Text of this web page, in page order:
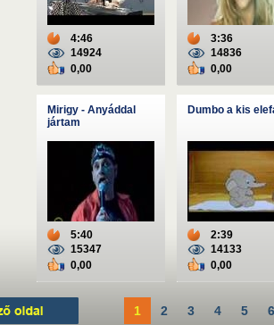
4:46
14924
0,00
3:36
14836
0,00
Mirigy - Anyáddal
jártam
5:40
15347
0,00
Dumbo a kis
2:39
14133
0,00
1 2 3 4 5 6